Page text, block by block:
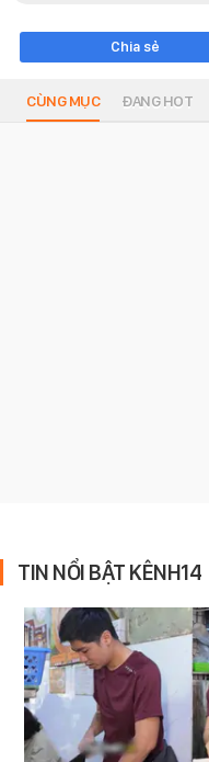
Chia sẻ
CÙNG MỤC ĐANG HOT
TIN NỔI BẬT KÊNH14